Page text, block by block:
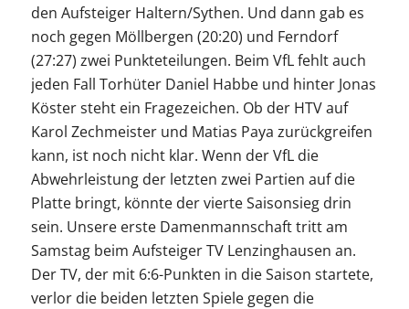
den Aufsteiger Haltern/Sythen. Und dann gab es
noch gegen Möllbergen (20:20) und Ferndorf
(27:27) zwei Punkteteilungen. Beim VfL fehlt auch
jeden Fall Torhüter Daniel Habbe und hinter Jonas
Köster steht ein Fragezeichen. Ob der HTV auf
Karol Zechmeister und Matias Paya zurückgreifen
kann, ist noch nicht klar. Wenn der VfL die
Abwehrleistung der letzten zwei Partien auf die
Platte bringt, könnte der vierte Saisonsieg drin
sein. Unsere erste Damenmannschaft tritt am
Samstag beim Aufsteiger TV Lenzinghausen an.
Der TV, der mit 6:6-Punkten in die Saison startete,
verlor die beiden letzten Spiele gegen die